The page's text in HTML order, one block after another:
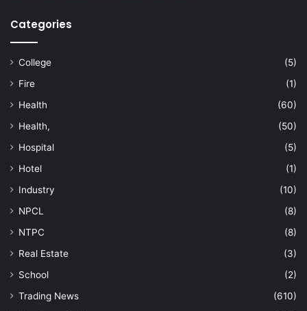
Categories
College
(5)
Fire
(1)
Health
(60)
Health,
(50)
Hospital
(5)
Hotel
(1)
Industry
(10)
NPCL
(8)
NTPC
(8)
Real Estate
(3)
School
(2)
Trading News
(610)